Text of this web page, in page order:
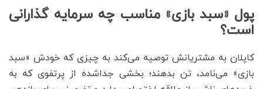
پول «سبد بازی» مناسب چه سرمایه گذارانی
است؟
کاپلان به مشتریانش توصیه می‌کند به چیزی که خودش «سبد
بازی» می‌نامد، تن بدهند؛ بخشی جداشده از پرتفوی که به